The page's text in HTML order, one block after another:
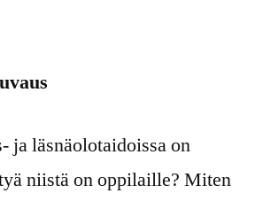
ja läsnäolotaidoissa on
niistä on oppilaille? Miten